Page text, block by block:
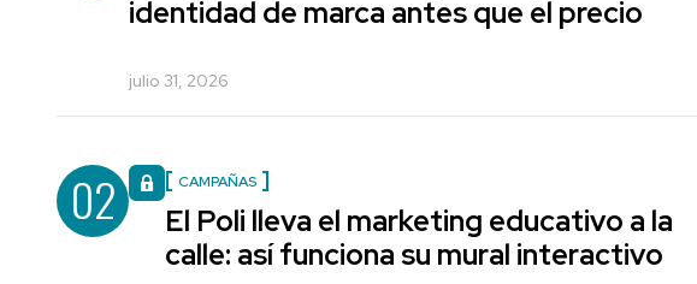
identidad de marca antes que el precio
julio 31, 2026
02 CAMPAÑAS
El Poli lleva el marketing educativo a la
calle: así funciona su mural interactivo